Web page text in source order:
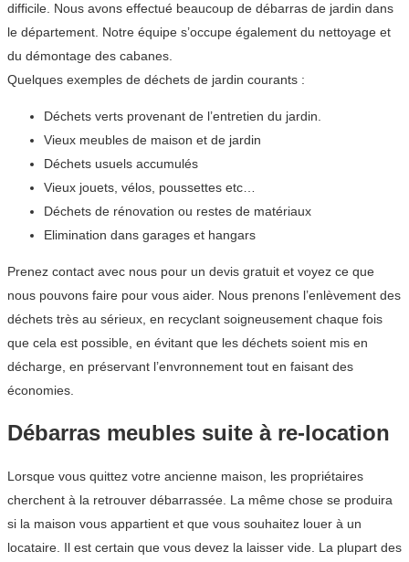
difficile. Nous avons effectué beaucoup de débarras de jardin dans
le département. Notre équipe s’occupe également du nettoyage et
du démontage des cabanes.
Quelques exemples de déchets de jardin courants :
Déchets verts provenant de l’entretien du jardin.
Vieux meubles de maison et de jardin
Déchets usuels accumulés
Vieux jouets, vélos, poussettes etc…
Déchets de rénovation ou restes de matériaux
Elimination dans garages et hangars
Prenez contact avec nous pour un devis gratuit et voyez ce que
nous pouvons faire pour vous aider. Nous prenons l’enlèvement des
déchets très au sérieux, en recyclant soigneusement chaque fois
que cela est possible, en évitant que les déchets soient mis en
décharge, en préservant l’envronnement tout en faisant des
économies.
Débarras meubles suite à re-location
Lorsque vous quittez votre ancienne maison, les propriétaires
cherchent à la retrouver débarrassée. La même chose se produira
si la maison vous appartient et que vous souhaitez louer à un
locataire. Il est certain que vous devez la laisser vide. La plupart des